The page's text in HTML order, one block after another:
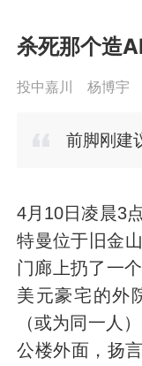
杀死那个造
投中嘉川 杨博宇
前脚刚建
4月10日凌晨3
特曼位于旧金
门廊上扔了一
美元豪宅的外
（或为同一人
公楼外面，扬